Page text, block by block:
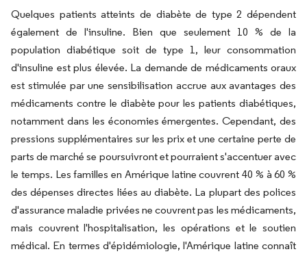
Quelques patients atteints de diabète de type 2 dépendent
également de l'insuline. Bien que seulement 10 % de la
population diabétique soit de type 1, leur consommation
d'insuline est plus élevée. La demande de médicaments oraux
est stimulée par une sensibilisation accrue aux avantages des
médicaments contre le diabète pour les patients diabétiques,
notamment dans les économies émergentes. Cependant, des
pressions supplémentaires sur les prix et une certaine perte de
parts de marché se poursuivront et pourraient s'accentuer avec
le temps. Les familles en Amérique latine couvrent 40 % à 60 %
des dépenses directes liées au diabète. La plupart des polices
d'assurance maladie privées ne couvrent pas les médicaments,
mais couvrent l'hospitalisation, les opérations et le soutien
médical. En termes d'épidémiologie, l'Amérique latine connaît